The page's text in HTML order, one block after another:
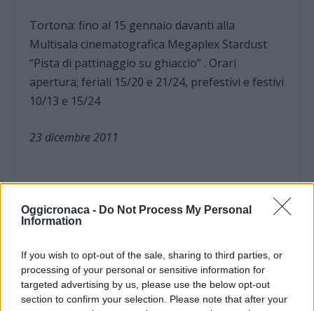
Oggicronaca - Do Not Process My Personal
Information
If you wish to opt-out of the sale, sharing to third parties, or
processing of your personal or sensitive information for
targeted advertising by us, please use the below opt-out
section to confirm your selection. Please note that after your
Tortona: fino al 15 gennaio davanti alla
Multisala cinematografica Megaplex Stardust
“Pista di pattinaggio su ghiaccio” . Orari
apertura; feriali 15/20 e 21/24, prefestivi e festivi
10/13 e 15/24
23 dicembre 2011